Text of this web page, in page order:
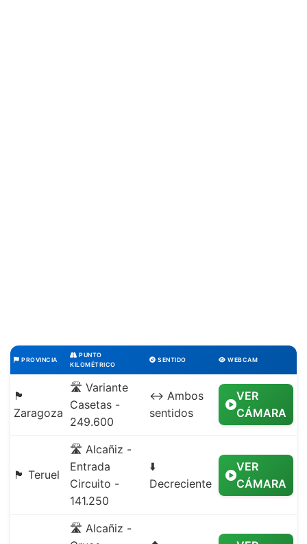
PROVINCIA
PUNTO
KILOMÉTRICO
SENTIDO WEBCAM
🏴
Zaragoza
🛣️ Variante
Casetas -
249.600
↔️ Ambos
sentidos
VER
CÁMARA
🏴 Teruel
🛣️ Alcañiz -
Entrada
Circuito -
141.250
⬇️
Decreciente
VER
CÁMARA
🛣️ Alcañiz -